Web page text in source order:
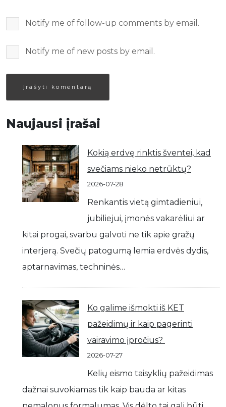
Notify me of follow-up comments by email.
Notify me of new posts by email.
Naujausi įrašai
Kokią erdvę rinktis šventei, kad
svečiams nieko netrūktų?
2026-07-28
Renkantis vietą gimtadieniui,
jubiliejui, įmonės vakarėliui ar
kitai progai, svarbu galvoti ne tik apie gražų
interjerą. Svečių patogumą lemia erdvės dydis,
aptarnavimas, techninės…
Ko galime išmokti iš KET
pažeidimų ir kaip pagerinti
vairavimo įpročius?
2026-07-27
Kelių eismo taisyklių pažeidimas
dažnai suvokiamas tik kaip bauda ar kitas